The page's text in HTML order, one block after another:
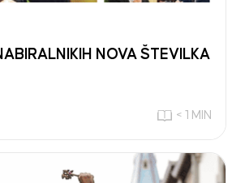
NOVA ŠTEVILKA
< 1 MIN